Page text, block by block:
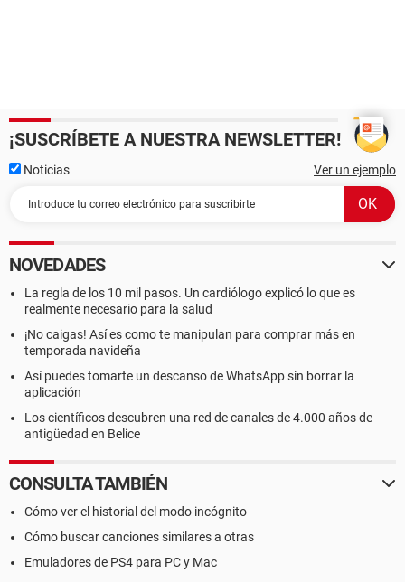
¡SUSCRÍBETE A NUESTRA NEWSLETTER!
Noticias Ver un ejemplo
NOVEDADES
La regla de los 10 mil pasos. Un cardiólogo explicó lo que es
realmente necesario para la salud
¡No caigas! Así es como te manipulan para comprar más en
temporada navideña
Así puedes tomarte un descanso de WhatsApp sin borrar la
aplicación
Los científicos descubren una red de canales de 4.000 años de
antigüedad en Belice
CONSULTA TAMBIÉN
Cómo ver el historial del modo incógnito
Cómo buscar canciones similares a otras
Emuladores de PS4 para PC y Mac